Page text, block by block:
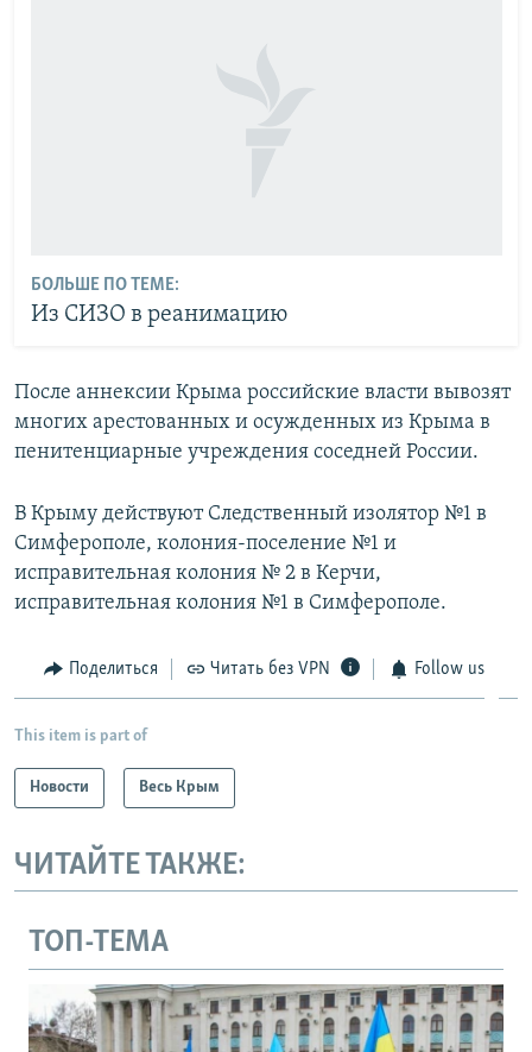
БОЛЬШЕ ПО ТЕМЕ:
Из СИЗО в реанимацию
После аннексии Крыма российские власти вывозят
многих арестованных и осужденных из Крыма в
пенитенциарные учреждения соседней России.
В Крыму действуют Следственный изолятор №1 в
Симферополе, колония-поселение №1 и
исправительная колония № 2 в Керчи,
исправительная колония №1 в Симферополе.
Поделиться Читать без VPN Follow us
This item is part of
Новости Весь Крым
ЧИТАЙТЕ ТАКЖЕ:
ТОП-ТЕМА